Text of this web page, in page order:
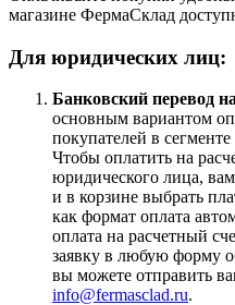
магазине ФермаСклад
Для юридических лиц:
Банковский перевод
основным вариантом
покупателей в
Чтобы оплатить на
юридического лица,
и в корзине выбрать
как формат оплата
оплата на расчетный
заявку в любую форму
вы можете отправить
info@fermasclad.ru.